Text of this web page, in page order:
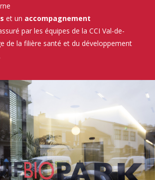
et un accompagnement
par les équipes de la CCI Val-de-
de la filière santé et du développement